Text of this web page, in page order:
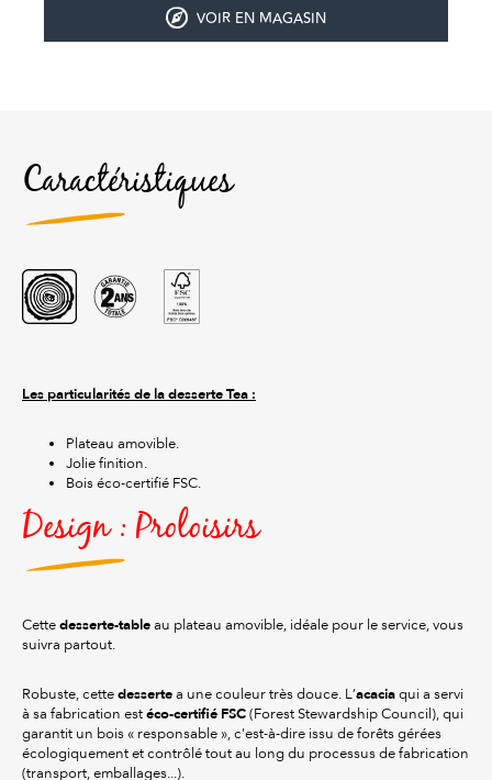
VOIR EN MAGASIN
Caractéristiques
Les particularités de la desserte Tea :
Plateau amovible.
Jolie finition.
Bois éco-certifié FSC.
Design : Proloisirs
Cette desserte-table au plateau amovible, idéale pour le service, vous
suivra partout.
Robuste, cette desserte a une couleur très douce. L’acacia qui a servi
à sa fabrication est éco-certifié FSC (Forest Stewardship Council), qui
garantit un bois « responsable », c'est-à-dire issu de forêts gérées
écologiquement et contrôlé tout au long du processus de fabrication
(transport, emballages...).